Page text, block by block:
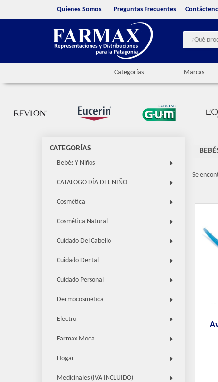
Quienes Somos Preguntas Frecuentes
Categorías Marcas
CATEGORÍAS
Bebés Y Niños
CATALOGO DÍA DEL NIÑO
Cosmética
Cosmética Natural
Cuidado Del Cabello
Cuidado Dental
Cuidado Personal
Dermocosmética
Electro
Farmax Moda
Hogar
Medicinales (IVA INCLUIDO)
Se